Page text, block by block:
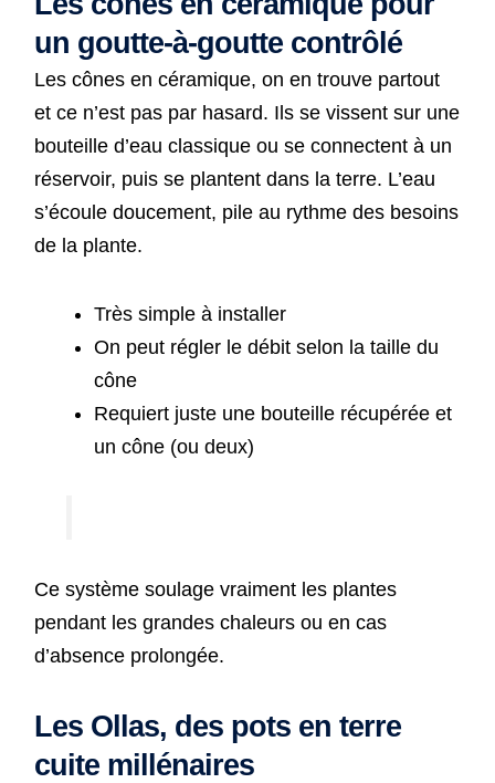
un goutte-à-goutte contrôlé
Les cônes en céramique, on en trouve partout
et ce n’est pas par hasard. Ils se vissent sur une
bouteille d’eau classique ou se connectent à un
réservoir, puis se plantent dans la terre. L’eau
s’écoule doucement, pile au rythme des besoins
de la plante.
Très simple à installer
On peut régler le débit selon la taille du
cône
Requiert juste une bouteille récupérée et
un cône (ou deux)
Ce système soulage vraiment les plantes
pendant les grandes chaleurs ou en cas
d’absence prolongée.
Les Ollas, des pots en terre
cuite millénaires